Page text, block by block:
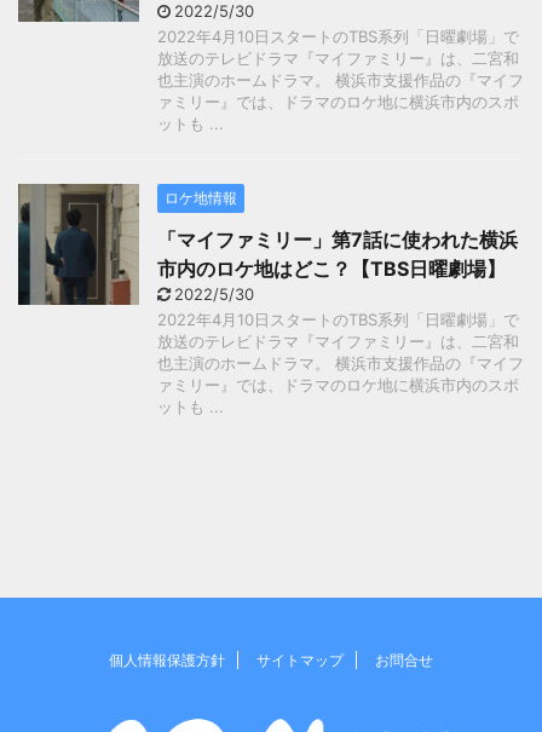
2022/5/30
2022年4月10日スタートのTBS系列「日曜劇場」で
放送のテレビドラマ『マイファミリー』は、二宮和
也主演のホームドラマ。 横浜市支援作品の『マイフ
ァミリー』では、ドラマのロケ地に横浜市内のスポ
ットも ...
ロケ地情報
「マイファミリー」第7話に使われた横浜
市内のロケ地はどこ？【TBS日曜劇場】
2022/5/30
2022年4月10日スタートのTBS系列「日曜劇場」で
放送のテレビドラマ『マイファミリー』は、二宮和
也主演のホームドラマ。 横浜市支援作品の『マイフ
ァミリー』では、ドラマのロケ地に横浜市内のスポ
ットも ...
個人情報保護方針 サイトマップ お問合せ